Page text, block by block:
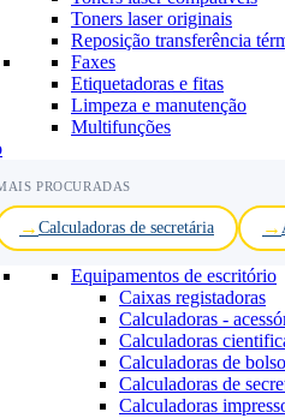
Toners laser originais
Reposição transferência
Faxes
Etiquetadoras e fitas
Limpeza e manutenção
Multifunções
PROCURADAS
Calculadoras de secretária
Equipamentos de escritório
Caixas registadoras
Calculadoras -
Calculadoras
Calculadoras de bolso
Calculadoras de
Calculadoras